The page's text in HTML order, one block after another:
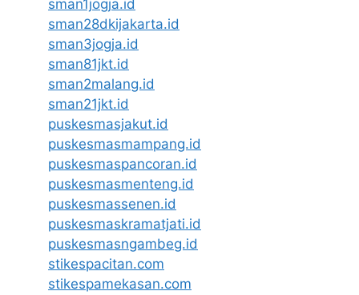
sman1jogja.id
sman28dkijakarta.id
sman3jogja.id
sman81jkt.id
sman2malang.id
sman21jkt.id
puskesmasjakut.id
puskesmasmampang.id
puskesmaspancoran.id
puskesmasmenteng.id
puskesmassenen.id
puskesmaskramatjati.id
puskesmasngambeg.id
stikespacitan.com
stikespamekasan.com